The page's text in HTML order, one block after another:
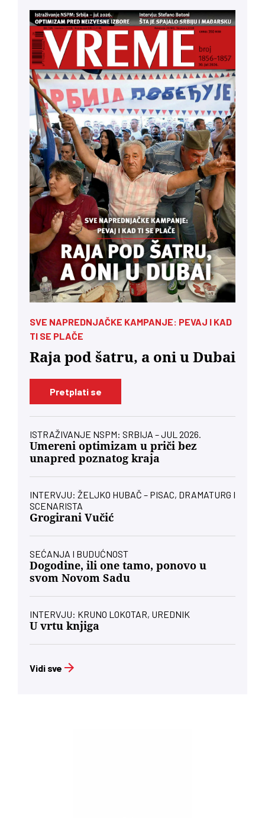
SVE NAPREDNJAČKE KAMPANJE: PEVAJ I KAD
TI SE PLAČE
Raja pod šatru, a oni u Dubai
Pretplati se
ISTRAŽIVANJE NSPM: SRBIJA – JUL 2026.
Umereni optimizam u priči bez
unapred poznatog kraja
INTERVJU: ŽELJKO HUBAČ – PISAC, DRAMATURG I
SCENARISTA
Grogirani Vučić
SEĆANJA I BUDUĆNOST
Dogodine, ili one tamo, ponovo u
svom Novom Sadu
INTERVJU: KRUNO LOKOTAR, UREDNIK
U vrtu knjiga
Vidi sve